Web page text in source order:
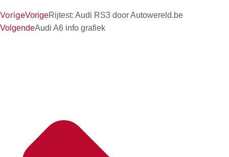
VorigeVorigeRijtest: Audi RS3 door Autowereld.be
VolgendeAudi A6 info grafiek